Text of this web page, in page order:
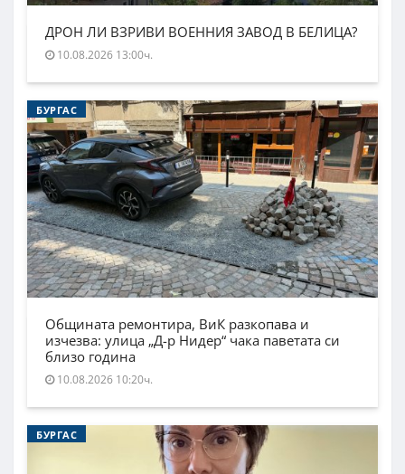
ДРОН ЛИ ВЗРИВИ ВОЕННИЯ ЗАВОД В БЕЛИЦА?
10.08.2026 13:00ч.
БУРГАС
Общината ремонтира, ВиК разкопава и
изчезва: улица „Д-р Нидер“ чака паветата си
близо година
10.08.2026 10:20ч.
БУРГАС